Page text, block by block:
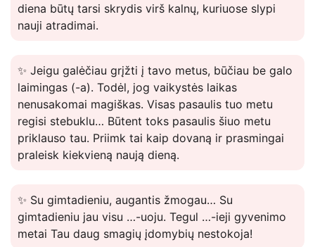
diena būtų tarsi skrydis virš kalnų, kuriuose slypi
nauji atradimai.
✨ Jeigu galėčiau grįžti į tavo metus, būčiau be galo
laimingas (-a). Todėl, jog vaikystės laikas
nenusakomai magiškas. Visas pasaulis tuo metu
regisi stebuklu… Būtent toks pasaulis šiuo metu
priklauso tau. Priimk tai kaip dovaną ir prasmingai
praleisk kiekvieną naują dieną.
✨ Su gimtadieniu, augantis žmogau… Su
gimtadieniu jau visu …-uoju. Tegul …-ieji gyvenimo
metai Tau daug smagių įdomybių nestokoja!